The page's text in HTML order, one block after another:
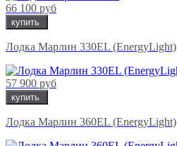
66 100 руб
купить
Лодка Марлин 330EL (EnergyLight)
57 900 руб
купить
Лодка Марлин 360EL (EnergyLight)